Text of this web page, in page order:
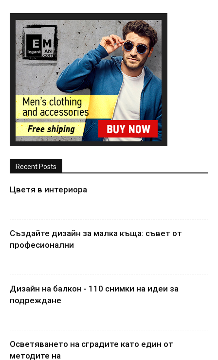
Recent Posts
Цветя в интериора
Създайте дизайн за малка къща: съвет от
професионални
Дизайн на балкон - 110 снимки на идеи за
подреждане
Осветяването на сградите като един от
методите на